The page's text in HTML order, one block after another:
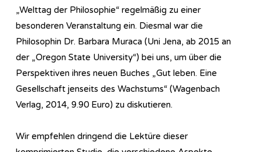
„Welttag der Philosophie“ regelmäßig zu einer
besonderen Veranstaltung ein. Diesmal war die
Philosophin Dr. Barbara Muraca (Uni Jena, ab 2015 an
der „Oregon State University“) bei uns, um über die
Perspektiven ihres neuen Buches „Gut leben. Eine
Gesellschaft jenseits des Wachstums“ (Wagenbach
Verlag, 2014, 9.90 Euro) zu diskutieren.
Wir empfehlen dringend die Lektüre dieser